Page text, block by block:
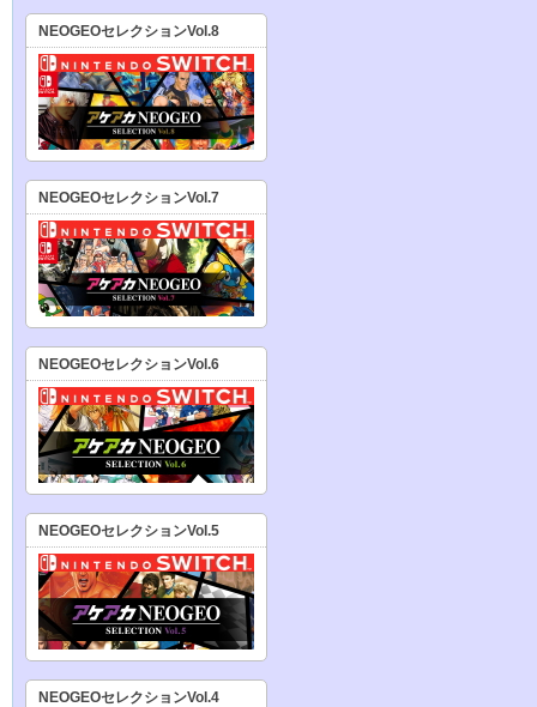
NEOGEOセレクションVol.8
NEOGEOセレクションVol.7
NEOGEOセレクションVol.6
NEOGEOセレクションVol.5
NEOGEOセレクションVol.4